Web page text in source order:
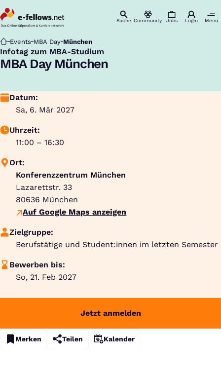
Suche Community Jobs Login Menü
Startseite
Events MBA Day München
Infotag zum MBA-Studium
:
MBA Day München
Datum:
Sa, 6. Mär 2027
Uhrzeit:
11:00 – 16:30
Ort:
Konferenzzentrum München
Lazarettstr. 33
80636 München
Auf Google Maps anzeigen
Zielgruppe:
Berufstätige und Student:innen im letzten Semester
Bewerben bis:
So, 21. Feb 2027
Jetzt anmelden
Merken Teilen Kalender